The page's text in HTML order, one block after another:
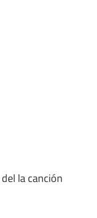
del la canción